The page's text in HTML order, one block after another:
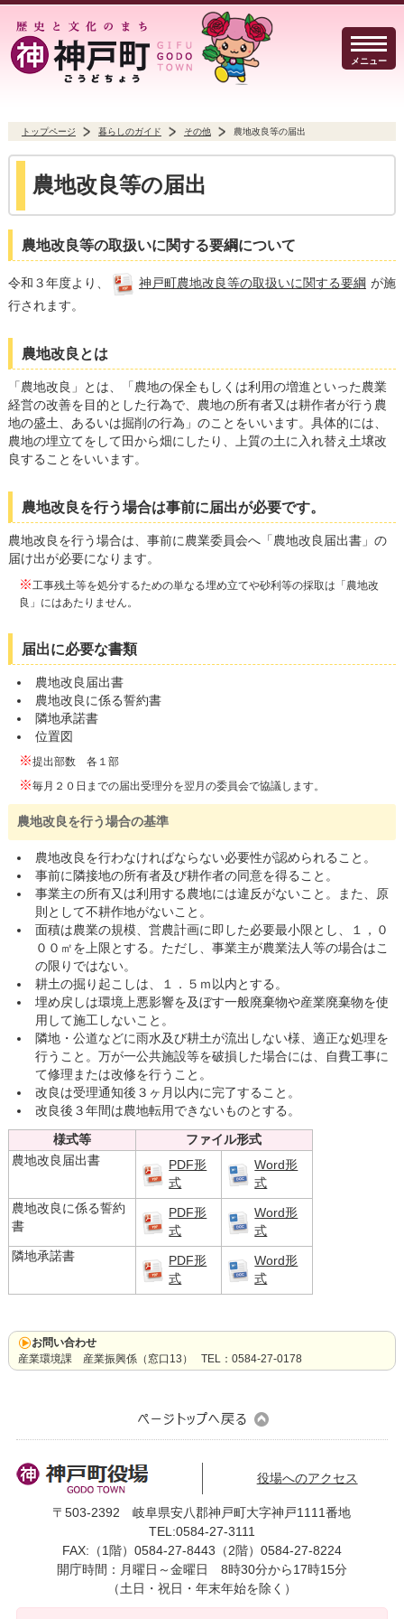
メニュー
暮らしのガイド イベント・観光
事業者の方へ 行政 よくある質問
Select Language
読み上げる
文字サイズ
0584-27-3111
トップページへ戻る
トップページ 暮らしのガイド その他 農地改良等の届出
農地改良等の届出
農地改良等の取扱いに関する要綱について
令和３年度より、 神戸町農地改良等の取扱いに関する要綱 が施
行されます。
農地改良とは
「農地改良」とは、「農地の保全もしくは利用の増進といった農業
経営の改善を目的とした行為で、農地の所有者又は耕作者が行う農
地の盛土、あるいは掘削の行為」のことをいいます。具体的には、
農地の埋立てをして田から畑にしたり、上質の土に入れ替え土壌改
良することをいいます。
農地改良を行う場合は事前に届出が必要です。
農地改良を行う場合は、事前に農業委員会へ「農地改良届出書」の
届け出が必要になります。
※ 工事残土等を処分するための単なる埋め立てや砂利等の採取は「農地改
良」にはあたりません。
届出に必要な書類
農地改良届出書
農地改良に係る誓約書
隣地承諾書
位置図
※提出部数 各１部
※毎月２０日までの届出受理分を翌月の委員会で協議します。
農地改良を行う場合の基準
農地改良を行わなければならない必要性が認められること。
事前に隣接地の所有者及び耕作者の同意を得ること。
事業主の所有又は利用する農地には違反がないこと。また、原
則として不耕作地がないこと。
面積は農業の規模、営農計画に即した必要最小限とし、１，０
００㎡を上限とする。ただし、事業主が農業法人等の場合はこ
の限りではない。
耕土の掘り起こしは、１．５ｍ以内とする。
埋め戻しは環境上悪影響を及ぼす一般廃棄物や産業廃棄物を使
用して施工しないこと。
隣地・公道などに雨水及び耕土が流出しない様、適正な処理を
行うこと。万が一公共施設等を破損した場合には、自費工事に
て修理または改修を行うこと。
改良は受理通知後３ヶ月以内に完了すること。
改良後３年間は農地転用できないものとする。
様式等
ファイル形式
農地改良届出書
PDF形
式
Word形
式
農地改良に係る誓約
書
PDF形
式
Word形
式
隣地承諾書
PDF形
式
Word形
式
お問い合わせ
産業環境課 産業振興係（窓口13） TEL：0584-27-0178
役場へのアクセス
〒503-2392 岐阜県安八郡神戸町大字神戸1111番地
TEL:0584-27-3111
FAX:（1階）0584-27-8443（2階）0584-27-8224
開庁時間：月曜日～金曜日 8時30分から17時15分
（土日・祝日・年末年始を除く）